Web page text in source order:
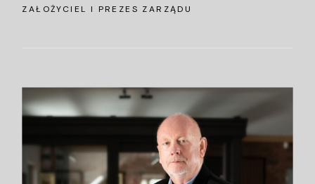
ZAŁOŻYCIEL I PREZES ZARZĄDU